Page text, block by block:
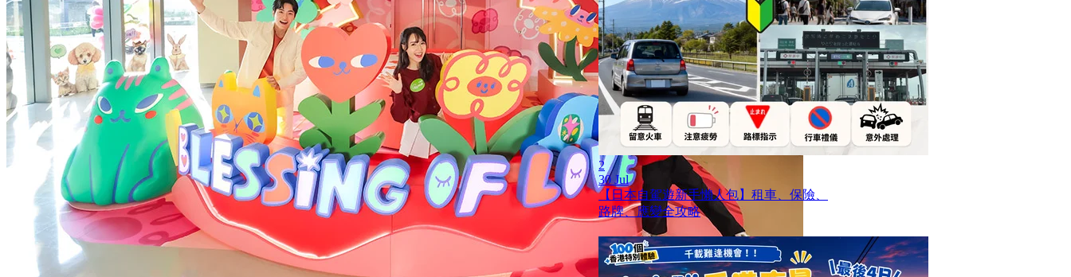
2
30 Jul
【日本自駕遊新手懶人包】租車、保險、
路牌、應變全攻略